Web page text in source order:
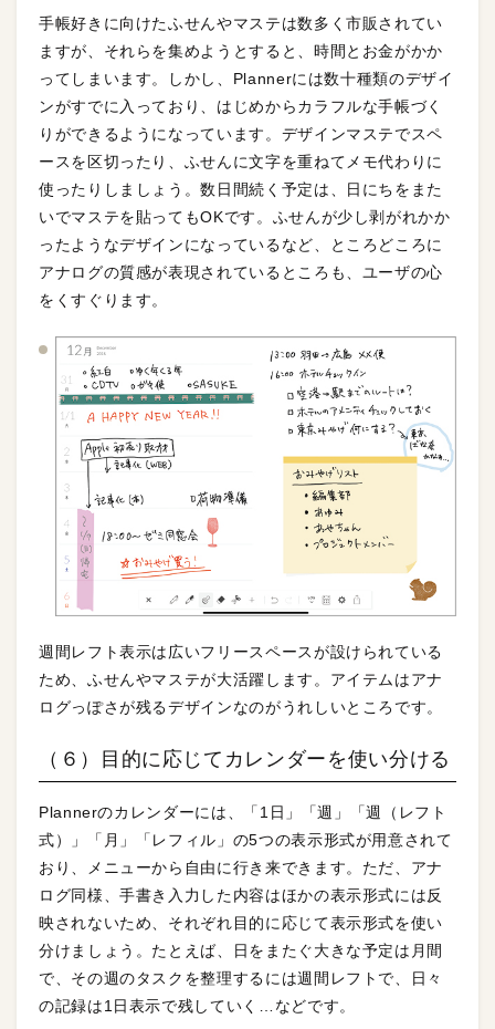
手帳好きに向けたふせんやマステは数多く市販されてい
ますが、それらを集めようとすると、時間とお金がかか
ってしまいます。しかし、Plannerには数十種類のデザイ
ンがすでに入っており、はじめからカラフルな手帳づく
りができるようになっています。デザインマステでスペ
ースを区切ったり、ふせんに文字を重ねてメモ代わりに
使ったりしましょう。数日間続く予定は、日にちをまた
いでマステを貼ってもOKです。ふせんが少し剥がれかか
ったようなデザインになっているなど、ところどころに
アナログの質感が表現されているところも、ユーザの心
をくすぐります。
週間レフト表示は広いフリースペースが設けられている
ため、ふせんやマステが大活躍します。アイテムはアナ
ログっぽさが残るデザインなのがうれしいところです。
（６）目的に応じてカレンダーを使い分ける
Plannerのカレンダーには、「1日」「週」「週（レフト
式）」「月」「レフィル」の5つの表示形式が用意されて
おり、メニューから自由に行き来できます。ただ、アナ
ログ同様、手書き入力した内容はほかの表示形式には反
映されないため、それぞれ目的に応じて表示形式を使い
分けましょう。たとえば、日をまたぐ大きな予定は月間
で、その週のタスクを整理するには週間レフトで、日々
の記録は1日表示で残していく…などです。